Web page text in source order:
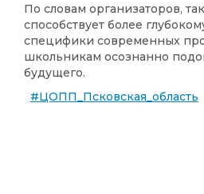
По словам организаторов,
способствует более
специфики современных
школьникам осознанно
будущего.
#ЦОПП_Псковская_область